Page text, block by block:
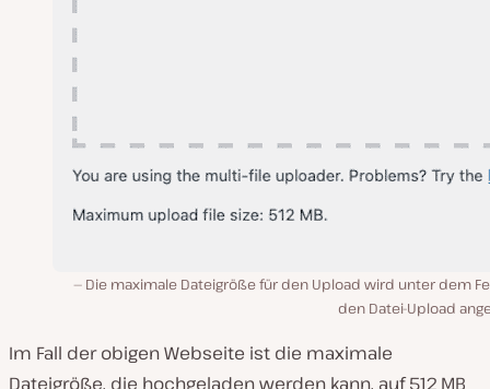
Die maximale Dateigröße für den Upload wird unter dem
den Datei-Upload
Im Fall der obigen Webseite ist die maximale
Dateigröße, die hochgeladen werden kann, auf 512 MB